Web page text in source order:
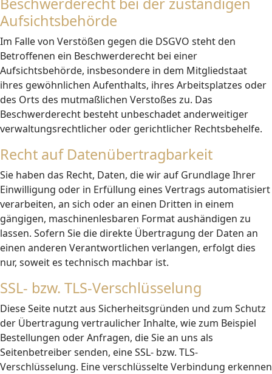
Aufsichtsbehörde
Im Falle von Verstößen gegen die DSGVO steht den
Betroffenen ein Beschwerderecht bei einer
Aufsichtsbehörde, insbesondere in dem Mitgliedstaat
ihres gewöhnlichen Aufenthalts, ihres Arbeitsplatzes oder
des Orts des mutmaßlichen Verstoßes zu. Das
Beschwerderecht besteht unbeschadet anderweitiger
verwaltungsrechtlicher oder gerichtlicher Rechtsbehelfe.
Recht auf Datenübertragbarkeit
Sie haben das Recht, Daten, die wir auf Grundlage Ihrer
Einwilligung oder in Erfüllung eines Vertrags automatisiert
verarbeiten, an sich oder an einen Dritten in einem
gängigen, maschinenlesbaren Format aushändigen zu
lassen. Sofern Sie die direkte Übertragung der Daten an
einen anderen Verantwortlichen verlangen, erfolgt dies
nur, soweit es technisch machbar ist.
SSL- bzw. TLS-Verschlüsselung
Diese Seite nutzt aus Sicherheitsgründen und zum Schutz
der Übertragung vertraulicher Inhalte, wie zum Beispiel
Bestellungen oder Anfragen, die Sie an uns als
Seitenbetreiber senden, eine SSL- bzw. TLS-
Verschlüsselung. Eine verschlüsselte Verbindung erkennen